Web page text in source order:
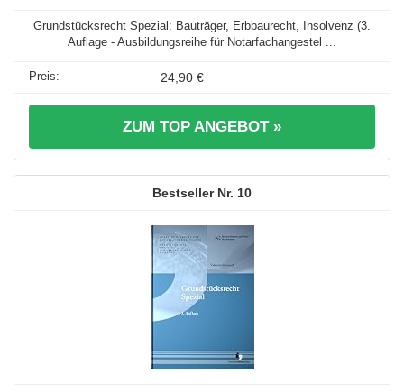
Grundstücksrecht Spezial: Bauträger, Erbbaurecht, Insolvenz (3.
Auflage - Ausbildungsreihe für Notarfachangestel ...
24,90 €
ZUM TOP ANGEBOT »
10